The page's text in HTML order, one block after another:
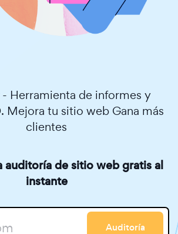
Herramienta de informes y
Mejora tu sitio web Gana más
clientes
auditoría de sitio web gratis al
instante
Auditoría